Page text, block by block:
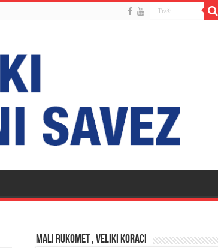
MALI RUKOMET , VELIKI KORACI